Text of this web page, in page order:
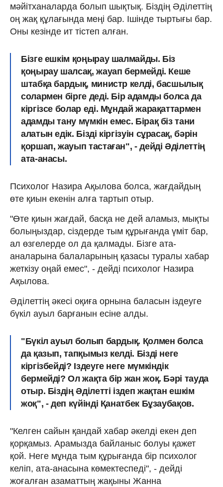
мәйітханаларда болып шықтық. Біздің Әділеттің
оң жақ құлағында меңі бар. Ішінде тыртығы бар.
Оны кезінде ит тістеп алған.
Бізге ешкім қоңырау шалмайды. Біз
қоңырау шалсақ, жауап бермейді. Кеше
штабқа бардық, министр келді, басшылық
солармен бірге деді. Бір адамды болса да
кіргізсе болар еді. Мұндай жарақаттармен
адамды тану мүмкін емес. Бірақ біз тани
алатын едік. Бізді кіргізуін сұрасақ, бәрін
қоршап, жауып тастаған", - дейді Әділеттің
ата-анасы.
Психолог Назира Ақылова болса, жағдайдың
өте қиын екенін алға тартып отыр.
"Өте қиын жағдай, басқа не дей аламыз, мықты
болыңыздар, сіздерде тым құрығанда үміт бар,
ал өзгелерде ол да қалмады. Бізге ата-
аналарына балаларының қазасы туралы хабар
жеткізу оңай емес", - дейді психолог Назира
Ақылова.
Әділеттің әкесі оқиға орнына баласын іздеуге
бүкіл ауыл барғанын есіне алды.
"Бүкіл ауыл болып бардық. Қолмен болса
да қазып, тапқымыз келді. Бізді неге
кіргізбейді? Іздеуге неге мүмкіндік
бермейді? Ол жақта бір жан жоқ. Бәрі тауда
отыр. Біздің Әділетті іздеп жақтан ешкім
жоқ", - деп күйінді Қанатбек Бұзаубақов.
"Келген сайын қандай хабар әкелді екен деп
қорқамыз. Арамызда байланыс болуы қажет
қой. Неге мұнда тым құрығанда бір психолог
келіп, ата-анасына көмектеспеді", - дейді
жоғалған азаматтың жақыны Жанна